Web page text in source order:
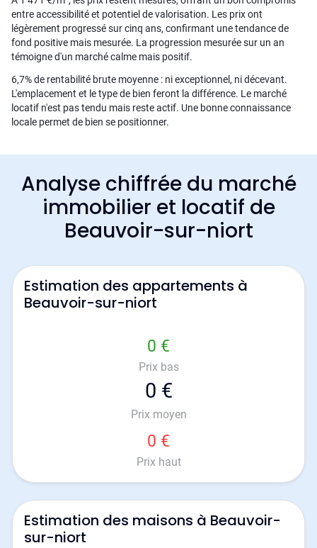
entre accessibilité et potentiel de valorisation. Les prix ont
légèrement progressé sur cinq ans, confirmant une tendance de
fond positive mais mesurée. La progression mesurée sur un an
témoigne d'un marché calme mais positif.
6,7% de rentabilité brute moyenne : ni exceptionnel, ni décevant.
L'emplacement et le type de bien feront la différence. Le marché
locatif n'est pas tendu mais reste actif. Une bonne connaissance
locale permet de bien se positionner.
Analyse chiffrée du marché
immobilier et locatif de
Beauvoir-sur-niort
Estimation des appartements à
Beauvoir-sur-niort
0 €
Prix bas
0 €
Prix moyen
0 €
Prix haut
Estimation des maisons à Beauvoir-
sur-niort